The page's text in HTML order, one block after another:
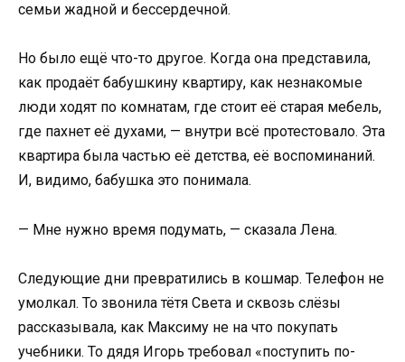
семьи жадной и бессердечной.
Но было ещё что-то другое. Когда она представила,
как продаёт бабушкину квартиру, как незнакомые
люди ходят по комнатам, где стоит её старая мебель,
где пахнет её духами, — внутри всё протестовало. Эта
квартира была частью её детства, её воспоминаний.
И, видимо, бабушка это понимала.
— Мне нужно время подумать, — сказала Лена.
Следующие дни превратились в кошмар. Телефон не
умолкал. То звонила тётя Света и сквозь слёзы
рассказывала, как Максиму не на что покупать
учебники. То дядя Игорь требовал «поступить по-